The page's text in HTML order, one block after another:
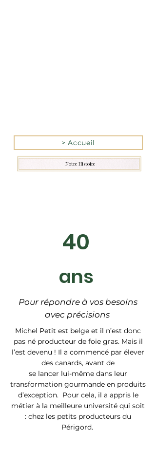
> Accueil
Notre Histoire
40
ans
Pour répondre à vos besoins
avec précisions
Michel Petit est belge et il n’est donc
pas né producteur de foie gras. Mais il
l’est devenu ! Il a commencé par élever
des canards, avant de
se lancer lui-même dans leur
transformation gourmande en produits
d’exception. Pour cela, il a appris le
métier à la meilleure université qui soit
: chez les petits producteurs du
Périgord.